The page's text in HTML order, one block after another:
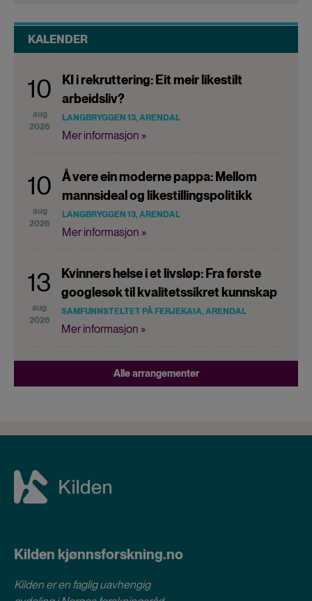
KALENDER
10
aug
2026
KI i rekruttering: Eit meir likestilt
arbeidsliv?
LANGBRYGGEN 13, ARENDAL
Mer informasjon »
10
aug
2026
Å vere ein moderne pappa: Mellom
mannsideal og likestillingspolitikk
LANGBRYGGEN 13, ARENDAL
Mer informasjon »
13
aug
2026
Kvinners helse i et livsløp: Fra første
googlesøk til kvalitetssikret kunnskap
SAMFUNNSTELTET PÅ FERJEKAIA, ARENDAL
Mer informasjon »
Alle arrangementer
Kilden kjønnsforskning.no
Kilden er en faglig uavhengig